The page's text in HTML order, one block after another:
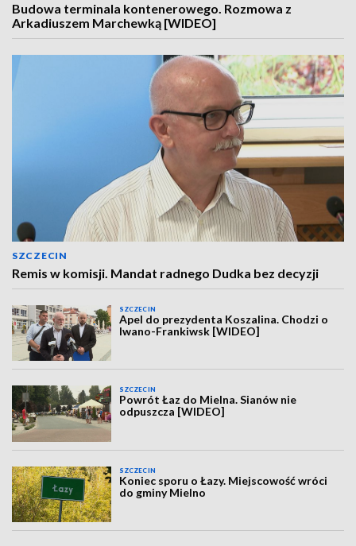
Budowa terminala kontenerowego. Rozmowa z
Arkadiuszem Marchewką [WIDEO]
SZCZECIN
Remis w komisji. Mandat radnego Dudka bez decyzji
SZCZECIN
Apel do prezydenta Koszalina. Chodzi o
Iwano-Frankiwsk [WIDEO]
SZCZECIN
Powrót Łaz do Mielna. Sianów nie
odpuszcza [WIDEO]
SZCZECIN
Koniec sporu o Łazy. Miejscowość wróci
do gminy Mielno